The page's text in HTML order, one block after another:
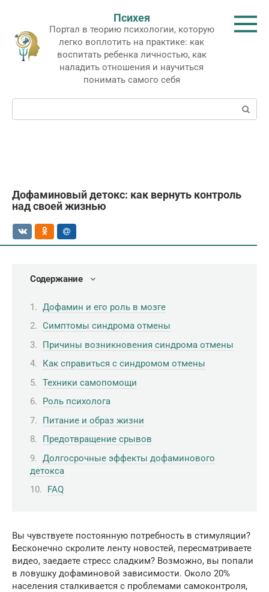
контенту
Психея
Портал в теорию психологии, которую
легко воплотить на практике: как
воспитать ребенка личностью, как
наладить отношения и научиться
понимать самого себя
Поиск:
Дофаминовый детокс: как вернуть контроль
над своей жизнью
Содержание
Дофамин и его роль в мозге
Симптомы синдрома отмены
Причины возникновения синдрома отмены
Как справиться с синдромом отмены
Техники самопомощи
Роль психолога
Питание и образ жизни
Предотвращение срывов
Долгосрочные эффекты дофаминового
детокса
FAQ
Вы чувствуете постоянную потребность в стимуляции?
Бесконечно скролите ленту новостей, пересматриваете
видео, заедаете стресс сладким? Возможно, вы попали
в ловушку дофаминовой зависимости. Около 20%
населения сталкивается с проблемами самоконтроля,